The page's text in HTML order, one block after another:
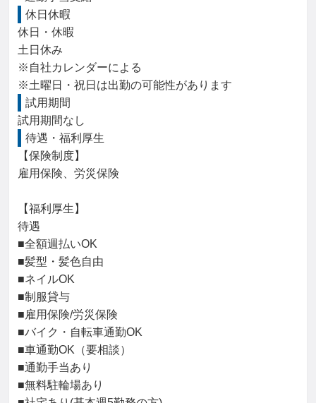
休日休暇
休日・休暇
土日休み
※自社カレンダーによる
※土曜日・祝日は出勤の可能性があります
試用期間
試用期間なし
待遇・福利厚生
【保険制度】
雇用保険、労災保険
【福利厚生】
待遇
■全額週払いOK
■髪型・髪色自由
■ネイルOK
■制服貸与
■雇用保険/労災保険
■バイク・自転車通勤OK
■車通勤OK（要相談）
■通勤手当あり
■無料駐輪場あり